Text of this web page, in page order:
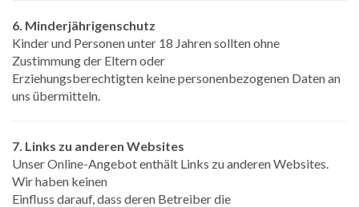
6. Minderjährigenschutz
Kinder und Personen unter 18 Jahren sollten ohne
Zustimmung der Eltern oder
Erziehungsberechtigten keine personenbezogenen Daten an
uns übermitteln.
7. Links zu anderen Websites
Unser Online-Angebot enthält Links zu anderen Websites.
Wir haben keinen
Einfluss darauf, dass deren Betreiber die